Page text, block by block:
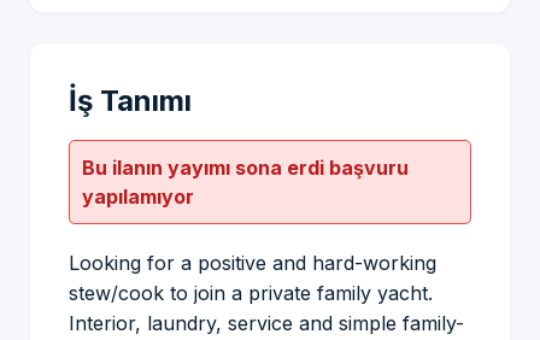
İş Tanımı
Bu ilanın yayımı sona erdi başvuru
yapılamıyor
Looking for a positive and hard-working
stew/cook to join a private family yacht.
Interior, laundry, service and simple family-